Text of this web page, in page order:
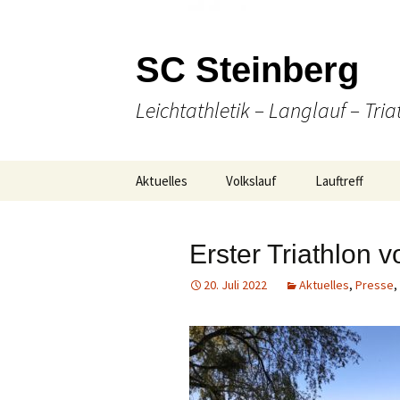
SC Steinberg
Leichtathletik – Langlauf –
Aktuelles Volkslauf
Ausschreibung
Strecken-
Gesamtübersicht
Ergebnisse
Lauftreff
Laufen
Gesellige
Unser Team
Erster Triathlon
20. Juli 2022 Aktuelles, Presse,